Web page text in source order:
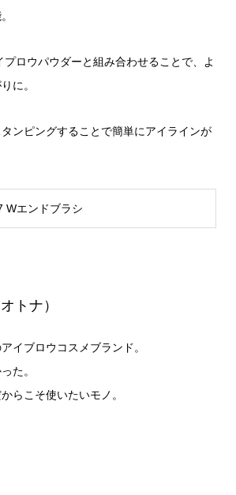
ロウパウダーと組み合わせることで、よ
に。
ンピングすることで簡単にアイラインが
Wエンドブラシ
トナ）
イブロウコスメブランド。
た。
らこそ使いたいモノ。